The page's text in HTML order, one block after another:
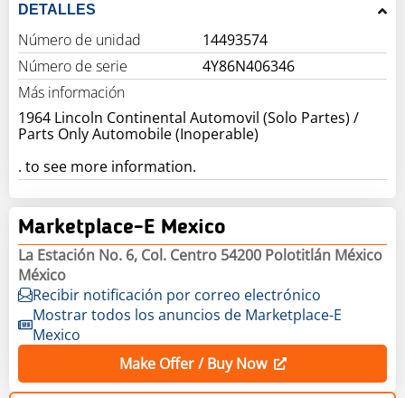
DETALLES
Número de unidad
14493574
Número de serie
4Y86N406346
Más información
1964 Lincoln Continental Automovil (Solo Partes) /
Parts Only Automobile (Inoperable)
. to see more information.
Marketplace-E Mexico
La Estación No. 6, Col. Centro 54200 Polotitlán México
México
Recibir notificación por correo electrónico
Mostrar todos los anuncios de Marketplace-E
Mexico
Make Offer / Buy Now